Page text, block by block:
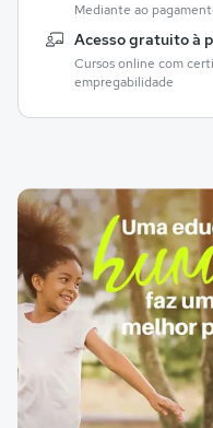
Mediante ao
Acesso gratuito à
Cursos online com
empregabilidade
Galeria de imagem